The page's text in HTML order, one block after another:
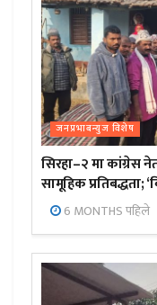
जनप्रभाबन्युज विशेष
सिरहा–२ मा कांग्रेस
सामूहिक प्रतिबद्धता;
6 MONTHS पहिले